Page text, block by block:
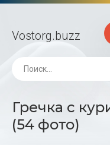
Vostorg.buzz
Гречка с
(54 фото)